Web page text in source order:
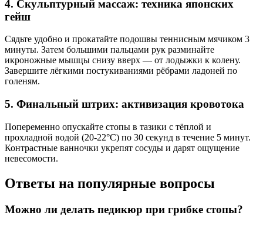
4. Скульптурный массаж: техника японских
гейш
Сядьте удобно и прокатайте подошвы теннисным мячиком 3
минуты. Затем большими пальцами рук разминайте
икроножные мышцы снизу вверх — от лодыжки к колену.
Завершите лёгкими постукиваниями рёбрами ладоней по
голеням.
5. Финальный штрих: активизация кровотока
Попеременно опускайте стопы в тазики с тёплой и
прохладной водой (20-22°C) по 30 секунд в течение 5 минут.
Контрастные ванночки укрепят сосуды и дарят ощущение
невесомости.
Ответы на популярные вопросы
Можно ли делать педикюр при грибке стопы?